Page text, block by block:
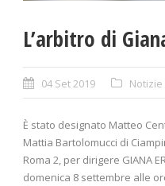
L’arbitro di
04 Set 2019 Notizie
È stato designato Matteo
Mattia Bartolomucci di
Roma 2, per dirigere GIANA
domenica 8 settembre alle